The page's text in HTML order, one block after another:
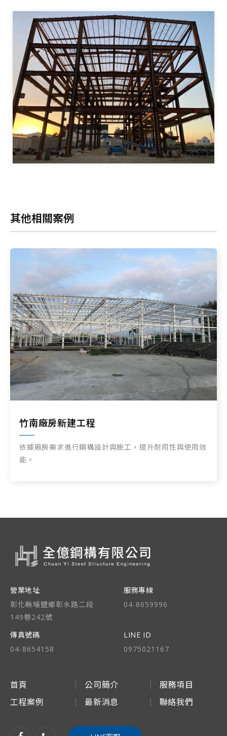
其他相關案例
竹南廠房新建工程
依據廠房需求進行鋼構設計與施工，提升耐用性與使用效
能。
營業地址
彰化縣埔鹽鄉彰水路二段
149巷242號
服務專線
04-8659996
傳真號碼
04-8654158
LINE ID
0975021167
首頁 公司簡介
服務項目
工程案例
最新消息 聯絡我們